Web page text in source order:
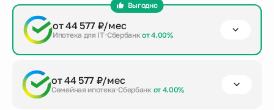
Выгодно
Ипотека для IT Сбербанкот 4.00%
от 44 577 ₽/мес
от 20%
первый взнос
до 30 лет
Заказать консультацию
Семейная ипотека Сбербанк от 4.00%
от 44 577 ₽/мес